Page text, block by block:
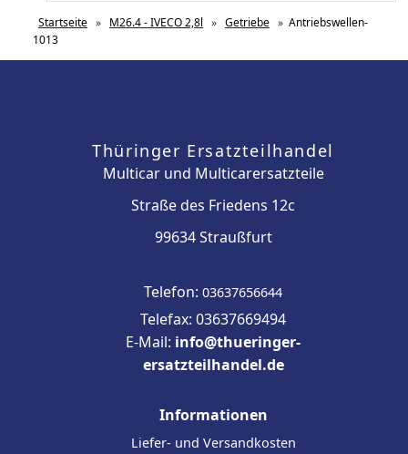
Startseite » M26.4 - IVECO 2,8l » Getriebe » Antriebswellen-
1013
Thüringer Ersatzteilhandel
Multicar und Multicarersatzteile
Straße des Friedens 12c
99634 Straußfurt
Telefon: 03637656644
Telefax: 03637669494
E-Mail: info@thueringer-
ersatzteilhandel.de
Informationen
Liefer- und Versandkosten